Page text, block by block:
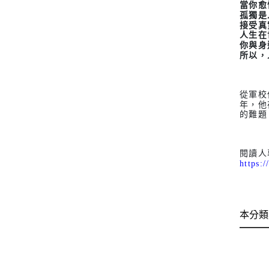
當你愈
孤獨是
接受真
人生在
你與身
所以，
從軍
年，
的難
閱讀
本分